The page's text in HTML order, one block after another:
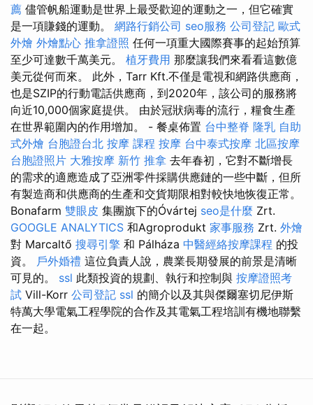
薦 儘管帆船運動是世界上最受歡迎的運動之一，但它確實
是一項賺錢的運動。 網路行銷公司 seo服務 公司登記 歐式
外燴 外燴點心 推拿證照 任何一項重大國際賽事的起始預算
至少可達數千萬美元。 植牙費用 那麼讓我們來看看這數億
美元從何而來。 此外，Tarr Kft.不僅是電視和網路供應商，
也是SZIP的行動電話供應商，到2020年，該公司的服務將
向近10,000個家庭提供。 由於冠狀病毒的流行，糧食生產
在世界範圍內的作用增加。 - 餐桌佈置 台中整脊 隆乳 自助
式外燴 台胞證台北 按摩 課程 按摩 台中泰式按摩 北區按摩
台胞證照片 大雅按摩 新竹 推拿 去年春初，它對不斷增長
的需求的適應造成了亞洲零件採購供應鏈的一些中斷，但所
有製造商和供應商的生產和交貨期限相對較快地恢復正常。
Bonafarm 雙眼皮 集團旗下的Óvártej seo是什麼 Zrt.
GOOGLE ANALYTICS 和Agroprodukt 家事服務 Zrt. 外燴
對 Marcaltő 搜尋引擎 和 Pálháza 中醫經絡按摩課程 的投
資。 戶外婚禮 這位負責人說，農業長期發展的前景是清晰
可見的。 ssl 此類投資的規劃、執行和控制與 按摩證照考
試 Vill-Korr 公司登記 ssl 的簡介以及其與傑爾塞切尼伊斯
特萬大學電氣工程學院的合作及其電氣工程培訓有機地聯繫
在一起。